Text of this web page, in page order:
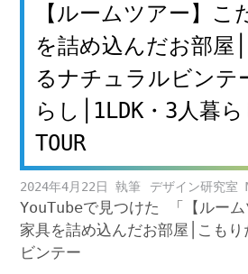
【ルームツアー】こ
を詰め込んだお部屋
るナチュラルビンテ
らし│1LDK・3人暮ら
TOUR
2024年4月22日 デザイン研究室
YouTubeで見つけた 「【ルー
家具を詰め込んだお部屋│こも
ビンテー